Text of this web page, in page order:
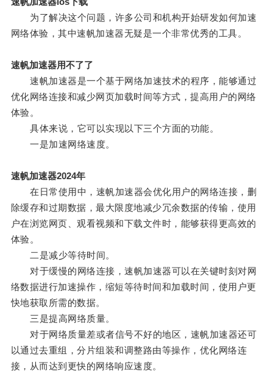
为了解决这个问题，许多公司和机构开始研发如何加速
网络体验，其中速帆加速器无疑是一个非常优秀的工具。
速帆加速器用不了了
速帆加速器是一个基于网络加速技术的程序，能够通过
优化网络连接和减少网页加载时间等方式，提高用户的网络
体验。
具体来说，它可以实现以下三个方面的功能。
一是加速网络速度。
速帆加速器2024年
在日常使用中，速帆加速器会优化用户的网络连接，删
除缓存和过期数据，最大限度地减少冗余数据的传输，使用
户在浏览网页、观看视频和下载文件时，能够获得更高效的
体验。
二是减少等待时间。
对于缓慢的网络连接，速帆加速器可以在关键时刻对网
络数据进行加速操作，缩短等待时间和加载时间，使用户更
快地获取所需的数据。
三是提高网络质量。
对于网络质量差或者信号不好的地区，速帆加速器还可
以通过去重组，分片组装和调整路由等操作，优化网络连
接，从而达到更快的网络响应速度。